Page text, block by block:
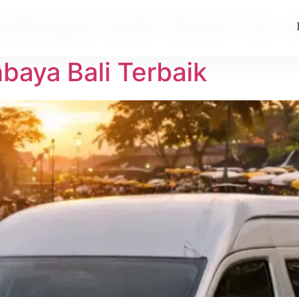
bali door to
Bali Terbaik